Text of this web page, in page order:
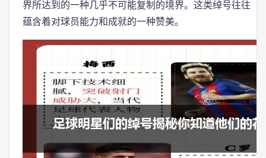
界所达到的一种几乎不可能复制的境界。这类绰号往往
蕴含着对球员能力和成就的一种赞美。